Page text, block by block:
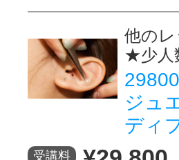
他の
★少人
ジュ
ディ
受講料